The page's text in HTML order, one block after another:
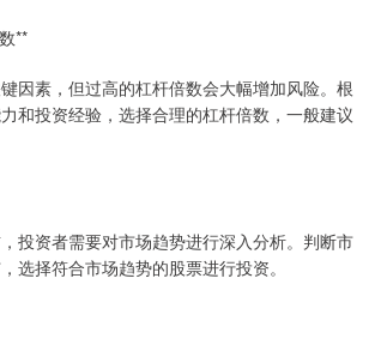
**
因素，但过高的杠杆倍数会大幅增加风险。根
和投资经验，选择合理的杠杆倍数，一般建议
投资者需要对市场趋势进行深入分析。判断市
选择符合市场趋势的股票进行投资。